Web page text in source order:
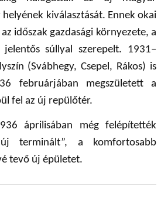
kiválasztását. Ennek okai
időszak gazdasági környezete, a
jelentős súllyal szerepelt. 1931–
(Svábhegy, Csepel, Rákos) is
februárjában megszületett a
fel az új repülőtér.
áprilisában még felépítették
terminált”, a komfortosabb
tevő új épületet.